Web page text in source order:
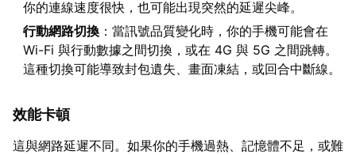
你的連線速度很快，也可能出現突然的延遲尖峰。
行動網路切換 ：當訊號品質變化時，你的手機可能會在
Wi-Fi 與行動數據之間切換，或在 4G 與 5G 之間跳轉。
這種切換可能導致封包遺失、畫面凍結，或回合中斷線。
效能卡頓
這與網路延遲不同。如果你的手機過熱、記憶體不足，或難